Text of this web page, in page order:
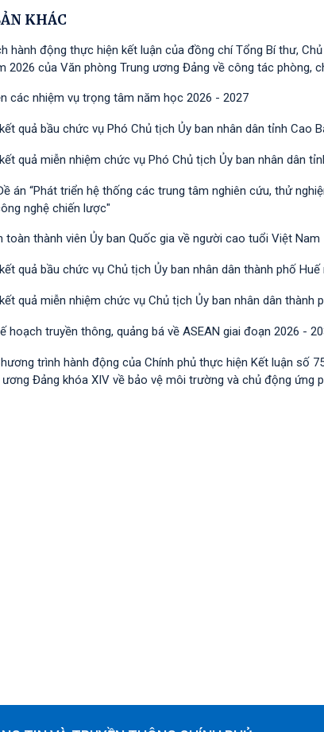
KHÁC
hành động thực hiện kết luận của đồng chí Tổng Bí thư,
2026 của Văn phòng Trung ương Đảng về công tác phòng,
các nhiệm vụ trọng tâm năm học 2026 - 2027
quả bầu chức vụ Phó Chủ tịch Ủy ban nhân dân tỉnh Cao
quả miễn nhiệm chức vụ Phó Chủ tịch Ủy ban nhân dân
án “Phát triển hệ thống các trung tâm nghiên cứu, thử
nghệ chiến lược"
toàn thành viên Ủy ban Quốc gia về người cao tuổi Việt Nam
quả bầu chức vụ Chủ tịch Ủy ban nhân dân thành phố Huế
quả miễn nhiệm chức vụ Chủ tịch Ủy ban nhân dân thành
hoạch truyền thông, quảng bá về ASEAN giai đoạn 2026 -
trình hành động của Chính phủ thực hiện Kết luận số
ương Đảng khóa XIV về bảo vệ môi trường và chủ động ứng